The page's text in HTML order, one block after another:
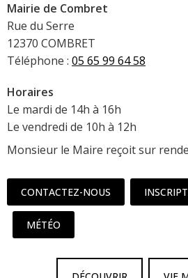
Mairie de Combret
Rue du Serre
12370 COMBRET
Téléphone : 05 65 99 64 58
Horaires
Le mardi de 14h à 16h
Le vendredi de 10h à 12h
Monsieur le Maire reçoit sur
CONTACTEZ-NOUS
MÉTÉO